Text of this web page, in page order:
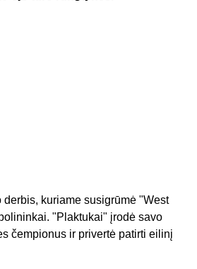
derbis, kuriame susigrūmė "West
"Plaktukai" įrodė savo
čempionus ir privertė patirti eilinį